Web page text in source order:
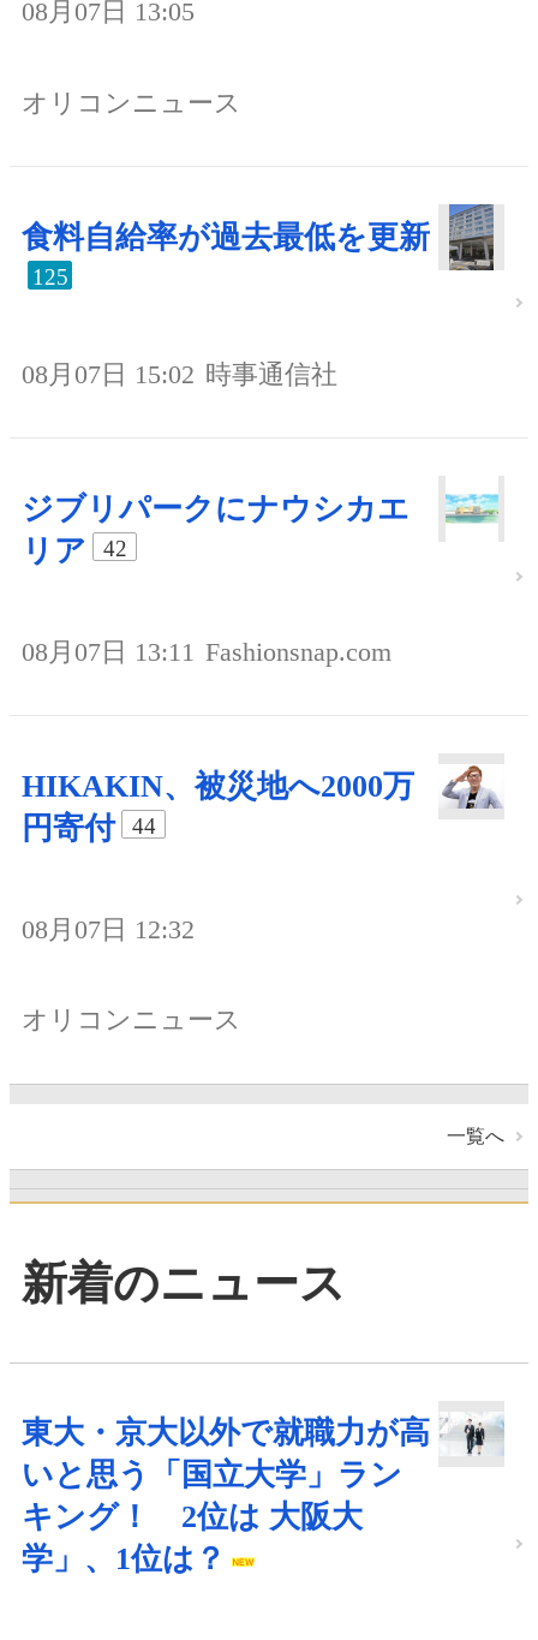
08月07日 13:05
オリコンニュース
食料自給率が過去最低を更新
125
08月07日 15:02 時事通信社
ジブリパークにナウシカエ
リア
42
08月07日 13:11 Fashionsnap.com
HIKAKIN、被災地へ2000万
円寄付
44
08月07日 12:32
オリコンニュース
一覧へ
新着のニュース
東大・京大以外で就職力が高
いと思う「国立大学」ラン
キング！ 2位は 大阪大
学」、1位は？